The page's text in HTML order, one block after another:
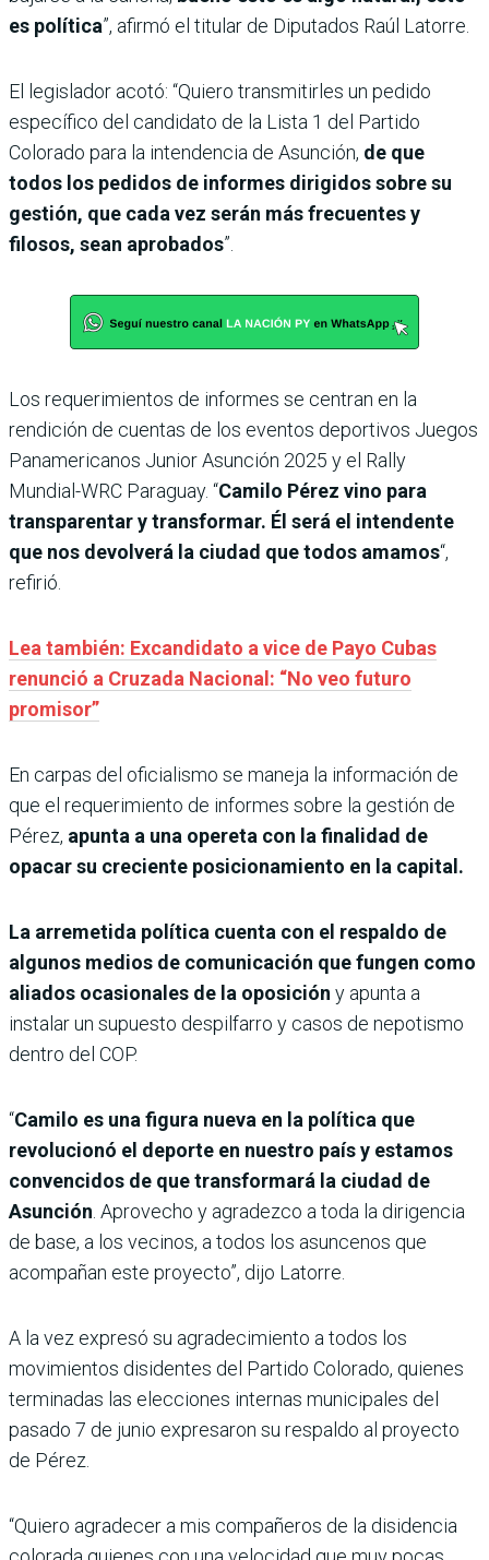
es política”, afirmó el titular de Diputados Raúl Latorre.
El legislador acotó: “Quiero transmitirles un pedido
específico del candidato de la Lista 1 del Partido
Colorado para la intendencia de Asunción, de que
todos los pedidos de informes dirigidos sobre su
gestión, que cada vez serán más frecuentes y
filosos, sean aprobados”.
Los requerimientos de informes se centran en la
rendición de cuentas de los eventos deportivos Juegos
Panamericanos Junior Asunción 2025 y el Rally
Mundial-WRC Paraguay. “Camilo Pérez vino para
transparentar y transformar. Él será el intendente
que nos devolverá la ciudad que todos amamos“,
refirió.
Lea también: Excandidato a vice de Payo Cubas
renunció a Cruzada Nacional: “No veo futuro
promisor”
En carpas del oficialismo se maneja la información de
que el requerimiento de informes sobre la gestión de
Pérez, apunta a una opereta con la finalidad de
opacar su creciente posicionamiento en la capital.
La arremetida política cuenta con el respaldo de
algunos medios de comunicación que fungen como
aliados ocasionales de la oposición y apunta a
instalar un supuesto despilfarro y casos de nepotismo
dentro del COP.
“Camilo es una figura nueva en la política que
revolucionó el deporte en nuestro país y estamos
convencidos de que transformará la ciudad de
Asunción . Aprovecho y agradezco a toda la dirigencia
de base, a los vecinos, a todos los asuncenos que
acompañan este proyecto”, dijo Latorre.
A la vez expresó su agradecimiento a todos los
movimientos disidentes del Partido Colorado, quienes
terminadas las elecciones internas municipales del
pasado 7 de junio expresaron su respaldo al proyecto
de Pérez.
“Quiero agradecer a mis compañeros de la disidencia